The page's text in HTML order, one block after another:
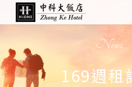
News
169週租